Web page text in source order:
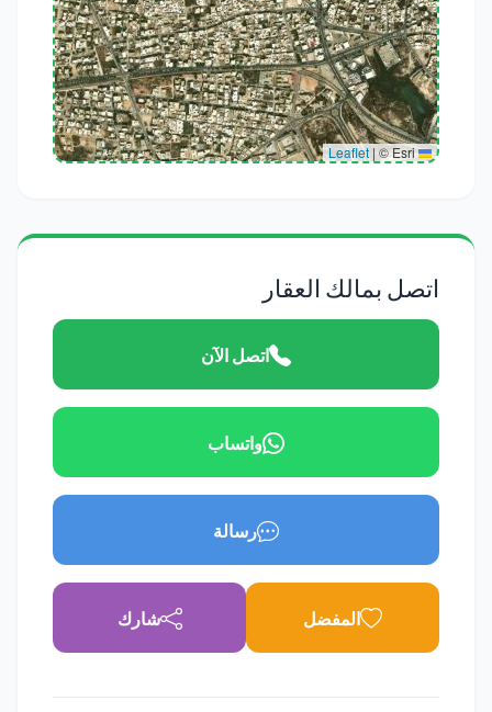
Leaflet
|© Esri
اتصل بمالك العقار
اتصل الآن
واتساب
رسالة
المفضل شارك